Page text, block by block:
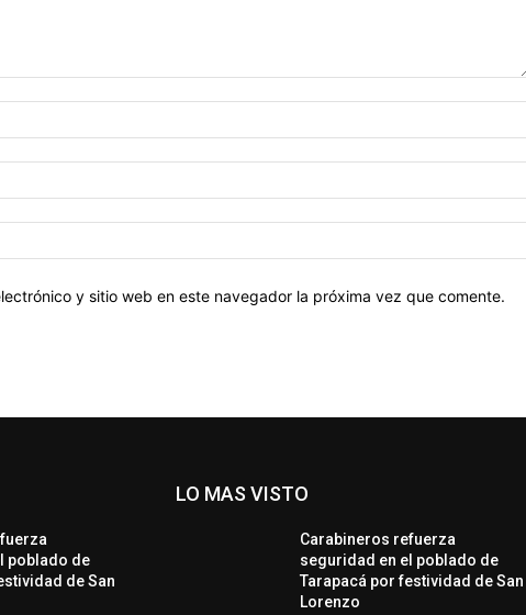
y sitio web en este navegador la próxima vez que comente.
poblado de
de San
LO MAS VISTO
Carabineros refuerza
seguridad en el poblado de
Tarapacá por festividad de San
Lorenzo